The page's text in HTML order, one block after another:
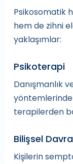
Psikosomatik
hem de zihni
yaklaşımlar:
Psikoterapi
Danışmanlık
terapilerden
Bilişsel
Kişilerin